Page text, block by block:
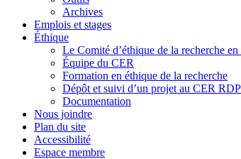
Archives
Emplois et stages
Éthique
Le Comité d’éthique de la recherche
Équipe du CER
Formation en éthique de la recherche
Dépôt et suivi d’un projet au CER RDP
Documentation
Nous joindre
Plan du site
Accessibilité
Espace membre